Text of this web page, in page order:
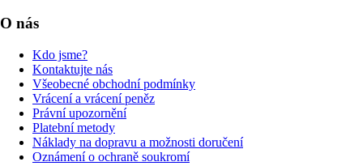
O nás
Kdo jsme?
Kontaktujte nás
Všeobecné obchodní podmínky
Vrácení a vrácení peněz
Právní upozornění
Platební metody
Náklady na dopravu a možnosti doručení
Oznámení o ochraně soukromí